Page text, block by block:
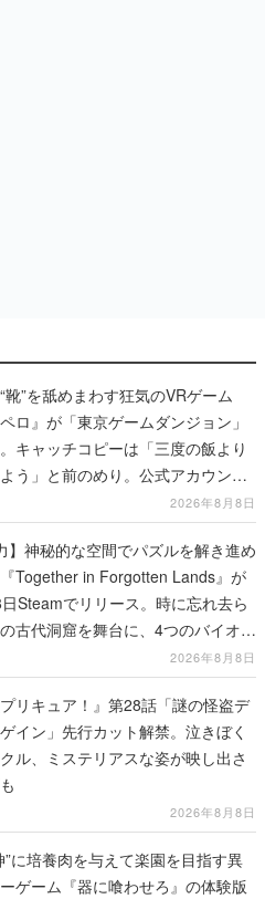
靴”を舐めまわす狂気のVRゲーム
ペロ』が「東京ゲームダンジョン」
キャッチコピーは「三度の飯より
う」と前のめり。公式アカウント
れ、2026年リリースに向けて開発中
2026年8月8日
】神秘的な空間でパズルを解き進め
Together in Forgotten Lands』が
Steamでリリース。時に忘れ去ら
古代洞窟を舞台に、4つのバイオー
2026年8月8日
プリキュア！』第28話「謎の怪盗デ
イン」先行カット解禁。泣きぼく
ル、ミステリアスな姿が映し出さ
2026年8月8日
”に培養肉を与えて楽園を目指す異
ゲーム『器に喰わせろ』の体験版